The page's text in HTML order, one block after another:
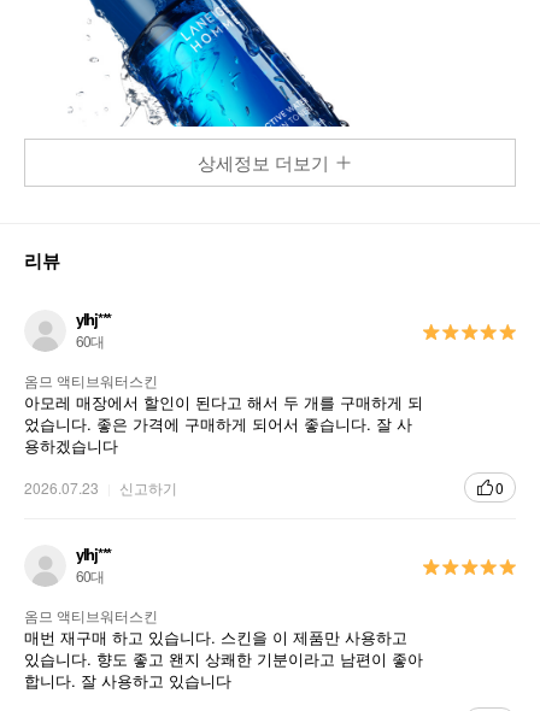
상세정보 더보기
리뷰
ylhj***
60대
옴므 액티브워터스킨
아모레 매장에서 할인이 된다고 해서 두 개를 구매하게 되
었습니다. 좋은 가격에 구매하게 되어서 좋습니다. 잘 사
용하겠습니다
2026.07.23 신고하기 0
ylhj***
60대
옴므 액티브워터스킨
매번 재구매 하고 있습니다. 스킨을 이 제품만 사용하고
있습니다. 향도 좋고 왠지 상쾌한 기분이라고 남편이 좋아
합니다. 잘 사용하고 있습니다